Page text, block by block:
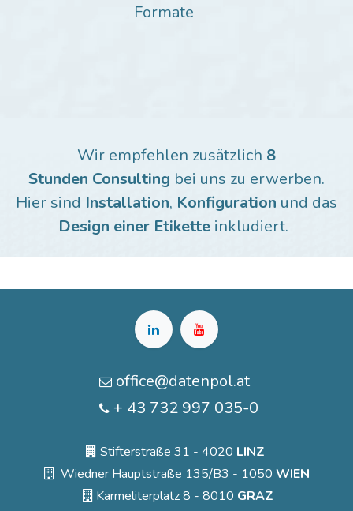
Formate
Wir empfehlen zusätzlich 8
Stunden Consulting bei uns zu erwerben.
Hier sind Installation, Konfiguration und das
Design einer Etiketteinkludiert.
office@datenpol.at
+ 43 732 997 035-0
Stifterstraße 31 - 4020 LINZ
Wiedner Hauptstraße 135/B3 - 1050 WIEN
Karmeliterplatz 8 - 8010 GRAZ